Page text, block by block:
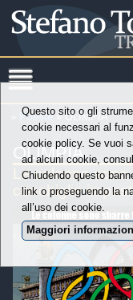
Poesie » OLIMPIA
OLIMPIA
Le colonne
conchiglie
Questo sito o gli
cookie necessari al
cookie policy. Se vuoi
ad alcuni cookie,
Chiudendo questo
link o proseguendo la
all’uso dei cookie.
Maggiori